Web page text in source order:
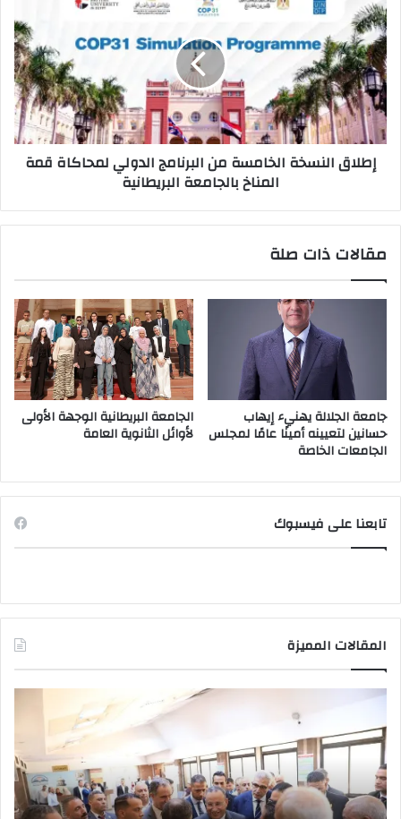
النسخة
الخامسة
من
البرنامج
الدولي
لمحاكاة
قمة
المناخ
بالجامعة
إطلاق النسخة الخامسة من البرنامج الدولي لمحاكاة قمة
المناخ بالجامعة البريطانية
مقالات ذات صلة
جامعة الجلالة يهنيء إيهاب
حسانين لتعيينه أمينًا عامًا لمجلس
الجامعات الخاصة
الجامعة البريطانية الوجهة الأولى
لأوائل الثانوية العامة
تابعنا على فيسبوك
المقالات المميزة
وزير
العالي
يتفقد
مكتب
التنسيق
الرئيسي